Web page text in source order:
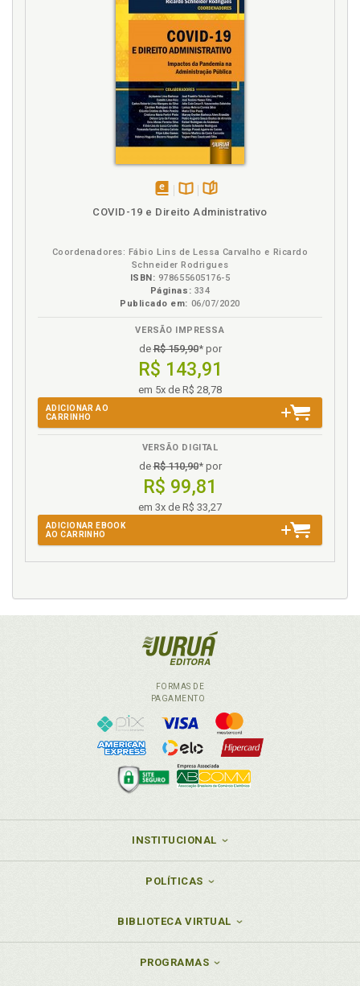
COVID-19 e Direito Administrativo
Coordenadores: Fábio Lins de Lessa Carvalho e Ricardo
Schneider Rodrigues
ISBN: 978655605176-5
Páginas: 334
Publicado em: 06/07/2020
VERSÃO IMPRESSA
deR$ 159,90* por
R$ 143,91
em 5x de R$ 28,78
ADICIONAR AO
CARRINHO
VERSÃO DIGITAL
deR$ 110,90* por
R$ 99,81
em 3x de R$ 33,27
ADICIONAR EBOOK
AO CARRINHO
FORMAS DE
PAGAMENTO
INSTITUCIONAL
POLÍTICAS
BIBLIOTECA VIRTUAL
PROGRAMAS